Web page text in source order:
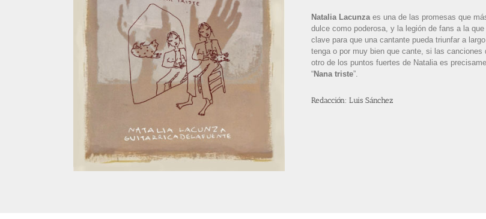
Natalia Lacunza es una de las promesas que
dulce como poderosa, y la legión de fans a la
clave para que una cantante pueda triunfar a
tenga o por muy bien que cante, si las canciones
otro de los puntos fuertes de Natalia es
“Nana triste”.
Redacción: Luis Sánchez